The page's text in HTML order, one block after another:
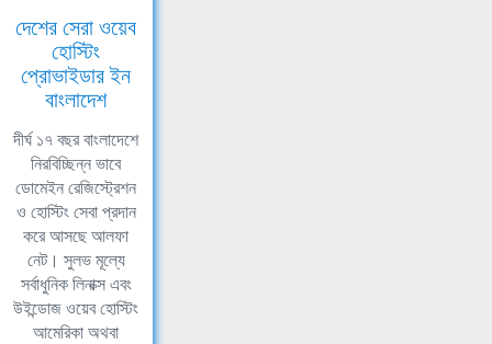
দেশের সেরা ওয়েব
হোস্টিং
প্রোভাইডার ইন
বাংলাদেশ
দীর্ঘ ১৭ বছর বাংলাদেশে
নিরবিচ্ছিন্ন ভাবে
ডোমেইন রেজিস্ট্রেশন
ও হোস্টিং সেবা প্রদান
করে আসছে আলফা
নেট। সুলভ মূল্যে
সর্বাধুনিক লিনাক্স এবং
উইন্ডোজ ওয়েব হোস্টিং
আমেরিকা অথবা